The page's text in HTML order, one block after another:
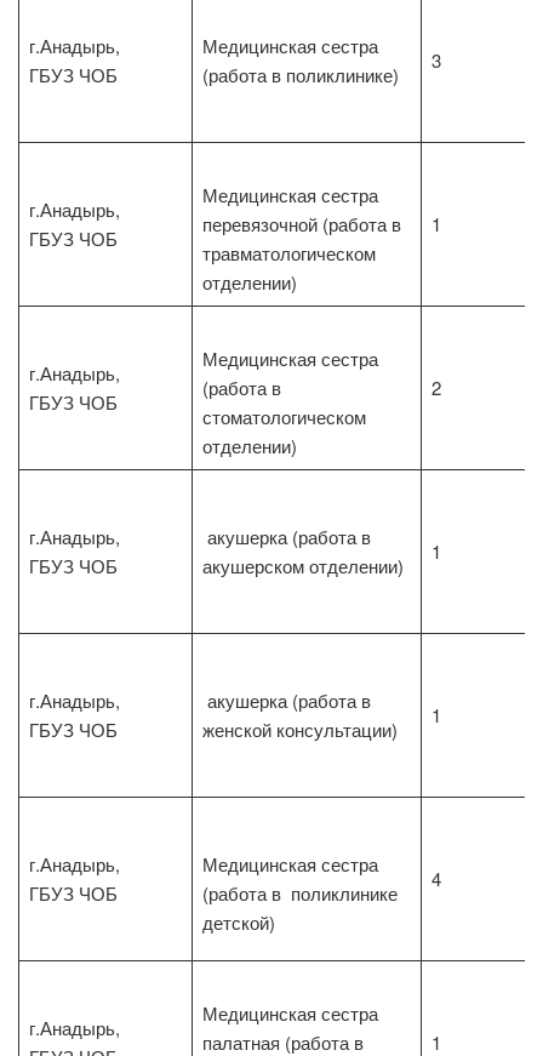
г.Анадырь,
ГБУЗ ЧОБ
Медицинская сестра
(работа в поликлинике)
3
г.Анадырь,
ГБУЗ ЧОБ
Медицинская сестра
перевязочной (работа в
травматологическом
отделении)
1
г.Анадырь,
ГБУЗ ЧОБ
Медицинская сестра
(работа в
стоматологическом
отделении)
2
г.Анадырь,
ГБУЗ ЧОБ
акушерка (работа в
акушерском отделении)
1
г.Анадырь,
ГБУЗ ЧОБ
акушерка (работа в
женской консультации)
1
г.Анадырь,
ГБУЗ ЧОБ
Медицинская сестра
(работа в поликлинике
детской)
4
г.Анадырь,
Медицинская сестра
палатная (работа в
1